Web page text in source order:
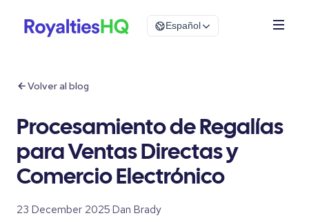
Español
Volver al blog
Procesamiento de Regalías
para Ventas Directas y
Comercio Electrónico
23 December 2025·Dan Brady